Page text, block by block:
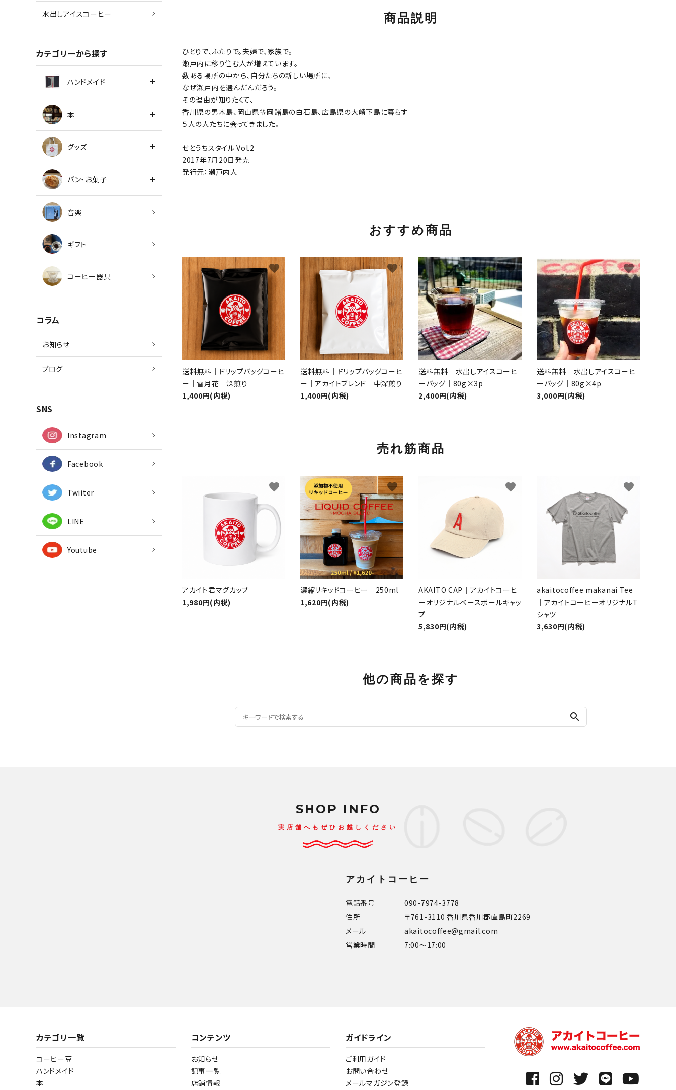
商品説明
ひとりで、ふたりで。夫婦で、家族で。
瀬戸内に移り住む人が増えています。
数ある場所の中から、自分たちの新しい場所に、
なぜ瀬戸内を選んだんだろう。
その理由が知りたくて、
香川県の男木島、岡山県笠岡諸島の白石島、広島県の大崎下島に暮らす
５人の人たちに会ってきました。
せとうちスタイル Vol.2
2017年7月20日発売
発行元：瀬戸内人
おすすめ商品
送料無料｜ドリップバッグコーヒ
ー｜雪月花｜深煎り
1,400円(内税)
favorite
送料無料｜ドリップバッグコーヒ
ー｜アカイトブレンド｜中深煎り
1,400円(内税)
favorite
送料無料｜水出しアイスコーヒ
ーバッグ｜80g×3p
2,400円(内税)
favorite
送料無料｜水出しアイスコーヒ
ーバッグ｜80g×4p
3,000円(内税)
favorite
売れ筋商品
アカイト君マグカップ
1,980円(内税)
favorite
濃縮リキッドコーヒー｜250ml
1,620円(内税)
favorite
AKAITO CAP｜アカイトコーヒ
ーオリジナルベースボールキャッ
プ
5,830円(内税)
favorite
akaitocoffee makanai Tee
｜アカイトコーヒーオリジナルT
シャツ
3,630円(内税)
favorite
他の商品を探す
search
水出しアイスコーヒー
カテゴリーから探す
ハンドメイド
本
グッズ
パン・お菓子
音楽
ギフト
コーヒー器具
コラム
お知らせ
ブログ
SNS
Instagram
Facebook
Twiiter
LINE
Youtube
SHOP INFO
実店舗へもぜひお越しください
アカイトコーヒー
電話番号
090-7974-3778
住所
〒761-3110 香川県香川郡直島町2269
メール
akaitocoffee@gmail.com
営業時間
7:00～17:00
カテゴリ一覧
コーヒー豆
ハンドメイド
本
コンテンツ
お知らせ
記事一覧
店舗情報
ガイドライン
ご利用ガイド
お問い合わせ
メールマガジン登録